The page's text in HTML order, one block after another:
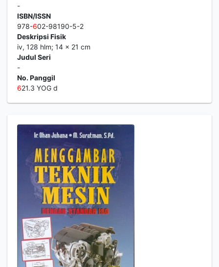
-
ISBN/ISSN
978-602-98190-5-2
Deskripsi Fisik
iv, 128 hlm; 14 x 21 cm
Judul Seri
-
No. Panggil
621.3 YOG d